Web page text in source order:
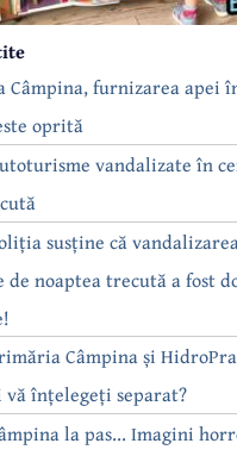
Câmpina, furnizarea apei
oprită
vandalizate în
susține că
noaptea trecută a fost
Câmpina și
înțelegeți separat?
la pas... Imagini